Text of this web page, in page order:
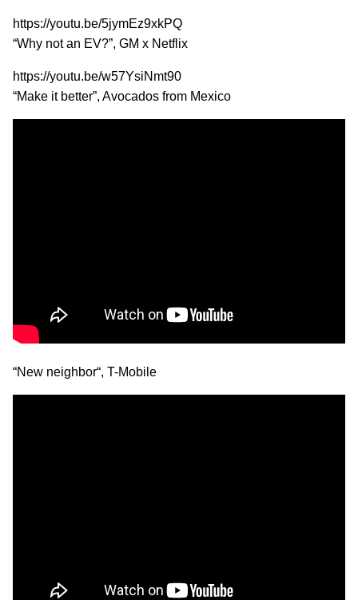
https://youtu.be/5jymEz9xkPQ
“Why not an EV?”, GM x Netflix
https://youtu.be/w57YsiNmt90
“Make it better”, Avocados from Mexico
“New neighbor“, T-Mobile